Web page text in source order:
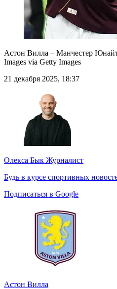
Астон Вилла – Манчестер
Images via Getty Images
21 декабря 2025, 18:37
Олекса Бык Журналист
Будь в курсе спортивных
Подписаться в Google
Астон Вилла